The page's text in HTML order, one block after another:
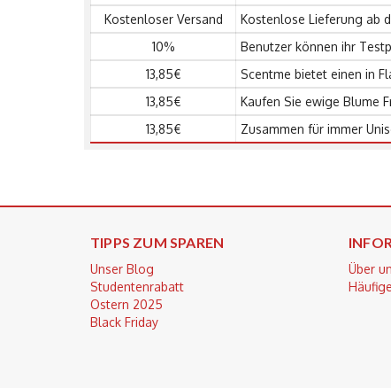
Kostenloser Versand
Kostenlose Lieferung ab
10%
Benutzer können ihr
13,85€
Scentme bietet einen in
13,85€
Kaufen Sie ewige Blume
13,85€
Zusammen für immer
TIPPS ZUM SPAREN
Unser Blog
Studentenrabatt
Ostern 2025
Black Friday
Über